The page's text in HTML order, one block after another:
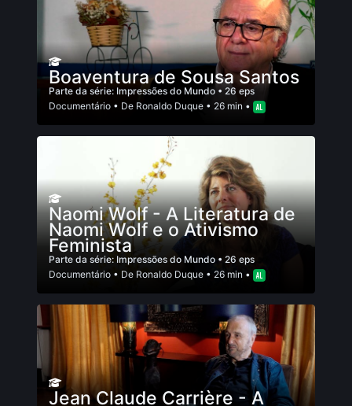
Boaventura de Sousa Santos
Parte da série: Impressões do Mundo • 26 eps
Documentário • De Ronaldo Duque • 26 min •
Naomi Wolf - A Literatura de
Naomi Wolf e o Ativismo
Feminista
Parte da série: Impressões do Mundo • 26 eps
Documentário • De Ronaldo Duque • 26 min •
Jean Claude Carrière - A